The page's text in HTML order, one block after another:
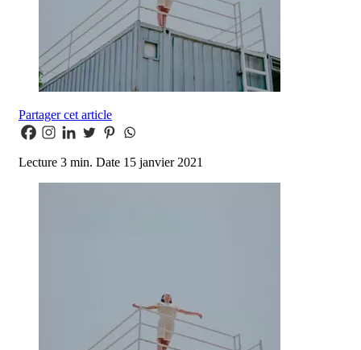
Partager cet article
Lecture 3 min. Date 15 janvier 2021